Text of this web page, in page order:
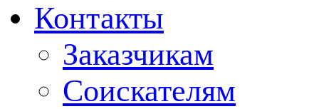
Контакты
Заказчикам
Соискателям